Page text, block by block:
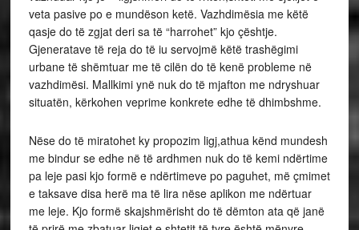
veta pasive po e mundëson ketë. Vazhdimësia me këtë
qasje do të zgjat deri sa të “harrohet” kjo çështje.
Gjeneratave të reja do të iu servojmë këtë trashëgimi
urbane të shëmtuar me të cilën do të kenë probleme në
vazhdimësi. Mallkimi ynë nuk do të mjafton me ndryshuar
situatën, kërkohen veprime konkrete edhe të dhimbshme.
Nëse do të miratohet ky propozim ligj,athua kënd mundesh
me bindur se edhe në të ardhmen nuk do të kemi ndërtime
pa leje pasi kjo formë e ndërtimeve po paguhet, më çmimet
e taksave disa herë ma të lira nëse aplikon me ndërtuar
me leje. Kjo formë skajshmërisht do të dëmton ata që janë